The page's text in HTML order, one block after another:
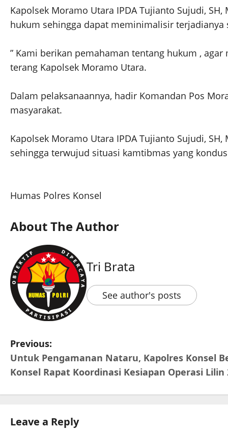
Kapolsek Moramo Utara IPDA Tujianto Sujudi,
hukum sehingga dapat meminimalisir
” Kami berikan pemahaman tentang hukum ,
terang Kapolsek Moramo Utara.
Dalam pelaksanaannya, hadir Komandan Pos
masyarakat.
Kapolsek Moramo Utara IPDA Tujianto Sujudi,
sehingga terwujud situasi kamtibmas yang
Humas Polres Konsel
About The Author
Tri Brata
See author's posts
Previous:
Untuk Pengamanan Nataru, Kapolres Konsel
Konsel Rapat Koordinasi Kesiapan Operasi Lilin
Leave a Reply